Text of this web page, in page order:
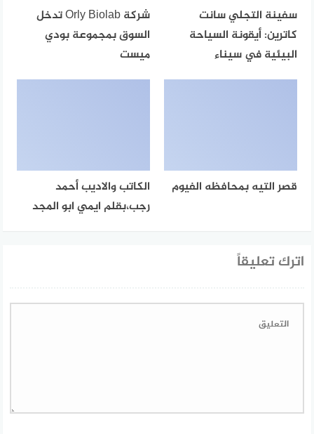
سفينة التجلي سانت
كاترين: أيقونة السياحة
البيئية في سيناء
شركة Orly Biolab تدخل
السوق بمجموعة بودي
ميست
قصر التيه بمحافظه الفيوم
الكاتب والاديب أحمد
رجب،بقلم ايمي ابو المجد
اترك تعليقاً